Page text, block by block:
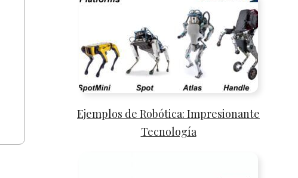
Ejemplos de Robótica: Impresionante
Tecnología